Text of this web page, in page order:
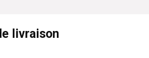
livraison